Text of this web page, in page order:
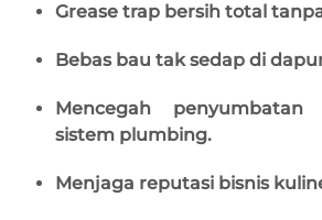
Grease trap bersih total
Bebas bau tak sedap di
Mencegah
sistem plumbing.
Menjaga reputasi bisnis